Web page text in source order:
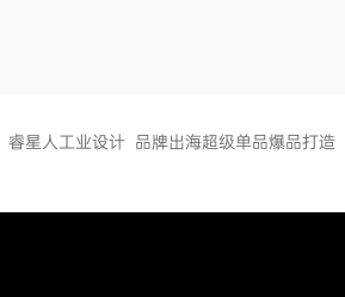
睿星人工业设计 品牌出海超级单品爆品打造